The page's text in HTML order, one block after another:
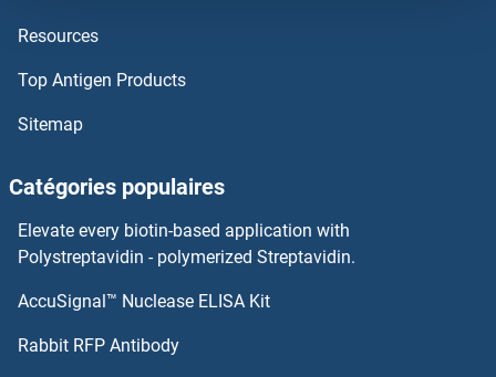
POLR3B Anticorps
POLR2K Anticorps
POMC Anticorps
Resources
Top Antigen Products
Sitemap
Catégories populaires
Elevate every biotin-based application with
Polystreptavidin - polymerized Streptavidin.
AccuSignal™ Nuclease ELISA Kit
Rabbit RFP Antibody